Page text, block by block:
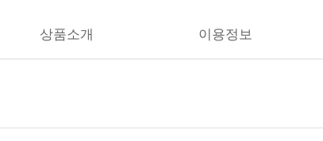
상품소개 이용정보